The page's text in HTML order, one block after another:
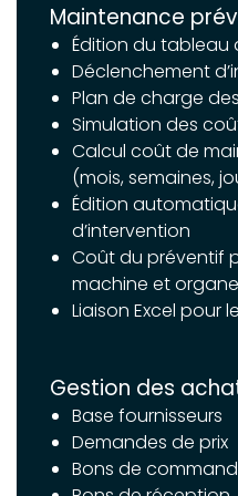
Maintenance
Édition du tableau
Déclenchement
Plan de charge
Simulation des
Calcul coût de
(mois, semaines,
Édition
d’intervention
Coût du préventif
machine et organe
Liaison Excel pour
Gestion des
Base fournisseurs
Demandes de prix
Bons de